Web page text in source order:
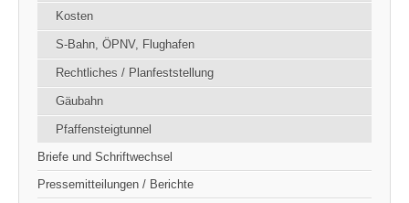
Kosten
S-Bahn, ÖPNV, Flughafen
Rechtliches / Planfeststellung
Gäubahn
Pfaffensteigtunnel
Briefe und Schriftwechsel
Pressemitteilungen / Berichte